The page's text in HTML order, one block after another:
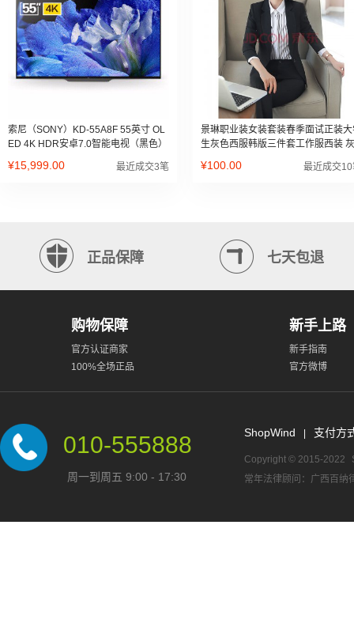
索尼（SONY）KD-55A8F 55英寸 OL
ED 4K HDR安卓7.0智能电视（黑色）
¥15,999.00 最近成交3笔
景琳职业装女装套装春季面试正装
生灰色西服韩版三件套工作服西装 灰
¥100.00 最近成交10
正品保障 七天包退
购物保障
官方认证商家
100%全场正品
新手上路
新手指南
官方微博
010-555888
周一到周五 9:00 - 17:30
ShopWind 支付方
Copyright © 2015-2022
常年法律顾问：广西百纳